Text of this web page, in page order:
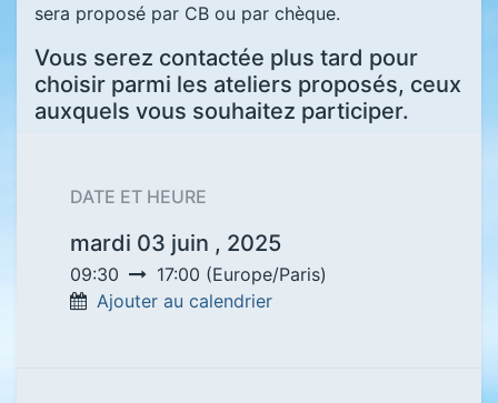
sera proposé par CB ou par chèque.
Vous serez contactée plus tard pour
choisir parmi les ateliers proposés, ceux
auxquels vous souhaitez participer.
DATE ET HEURE
mardi 03 juin , 2025
09:30 17:00 (Europe/Paris)
Ajouter au calendrier